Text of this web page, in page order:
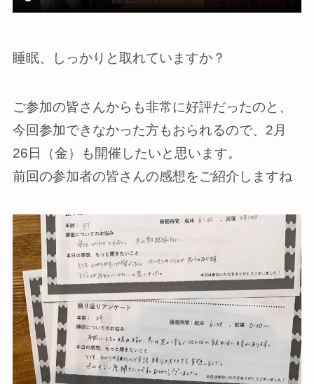
睡眠、しっかりと取れていますか？
ご参加の皆さんからも非常に好評だったのと、
今回参加できなかった方もおられるので、2月
26日（金）も開催したいと思います。
前回の参加者の皆さんの感想をご紹介しますね